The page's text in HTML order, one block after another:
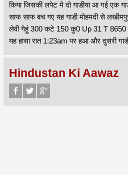
किया जिसकी लपेट मे दो गाडीया आ गई एक
साफ साफ बच गए यह गाडी मोहमदी से
लेवी गेहूं 300 कटे 150 कु0 Up 31 T 8650
यह हासा रात 1:23am पर हआ और दुसरी
Hindustan Ki Aawaz